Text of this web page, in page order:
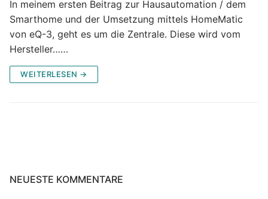
In meinem ersten Beitrag zur Hausautomation / dem
Smarthome und der Umsetzung mittels HomeMatic
von eQ-3, geht es um die Zentrale. Diese wird vom
Hersteller……
WEITERLESEN →
NEUESTE KOMMENTARE